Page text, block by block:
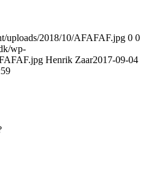
uploads/2018/10/AFAFAF.jpg 0 0
wp-
Henrik Zaar2017-09-04